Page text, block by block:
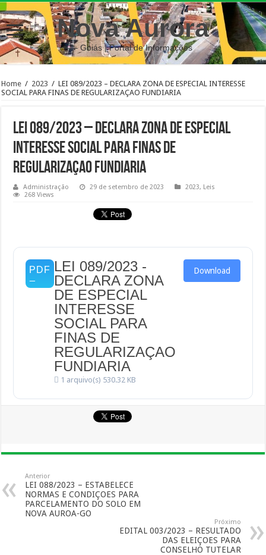
Nova Aurora
– Goiás | Portal de Informações
Home / 2023 / LEI 089/2023 – DECLARA ZONA DE ESPECIAL INTERESSE
SOCIAL PARA FINAS DE REGULARIZAÇAO FUNDIARIA
LEI 089/2023 – DECLARA ZONA DE ESPECIAL
INTERESSE SOCIAL PARA FINAS DE
REGULARIZAÇAO FUNDIARIA
Administração 29 de setembro de 2023 2023, Leis
268 Views
LEI 089/2023 -
DECLARA ZONA
DE ESPECIAL
INTERESSE
SOCIAL PARA
FINAS DE
REGULARIZAÇAO
FUNDIARIA
1 arquivo(s) 530.32 KB
Download
Anterior
LEI 088/2023 – ESTABELECE
NORMAS E CONDIÇOES PARA
PARCELAMENTO DO SOLO EM
NOVA AUROA-GO
Próximo
EDITAL 003/2023 – RESULTADO
DAS ELEIÇOES PARA
CONSELHO TUTELAR